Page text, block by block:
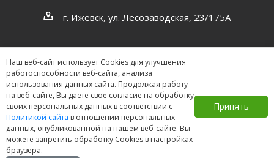
Наш веб-сайт использует Cookies для улучшения
работоспособности веб-сайта, анализа
использования данных сайта. Продолжая работу
на веб-сайте, Вы даете свое согласие на обработку
своих персональных данных в соответствии с
Политикой сайта в отношении персональных
данных, опубликованной на нашем веб-сайте. Вы
можете запретить обработку Cookies в настройках
браузера.
Принять
г. Ижевск, ул. Лесозаводская, 23/175А
2026 ©